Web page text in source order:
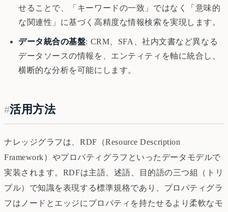
せることで、「キーワードの一致」ではなく「意味的
な関連性」に基づく高精度な情報検索を実現します。
データ統合の基盤: CRM、SFA、社内文書など異なる
データソースの情報を、エンティティを軸に統合し、
横断的な分析を可能にします。
#活用方法
ナレッジグラフは、RDF（Resource Description
Framework）やプロパティグラフといったデータモデルで
実装されます。RDFは主語、述語、目的語の三つ組（トリ
プル）で知識を表現する標準規格であり、プロパティグラ
フはノードとエッジにプロパティを持たせるより柔軟なモ